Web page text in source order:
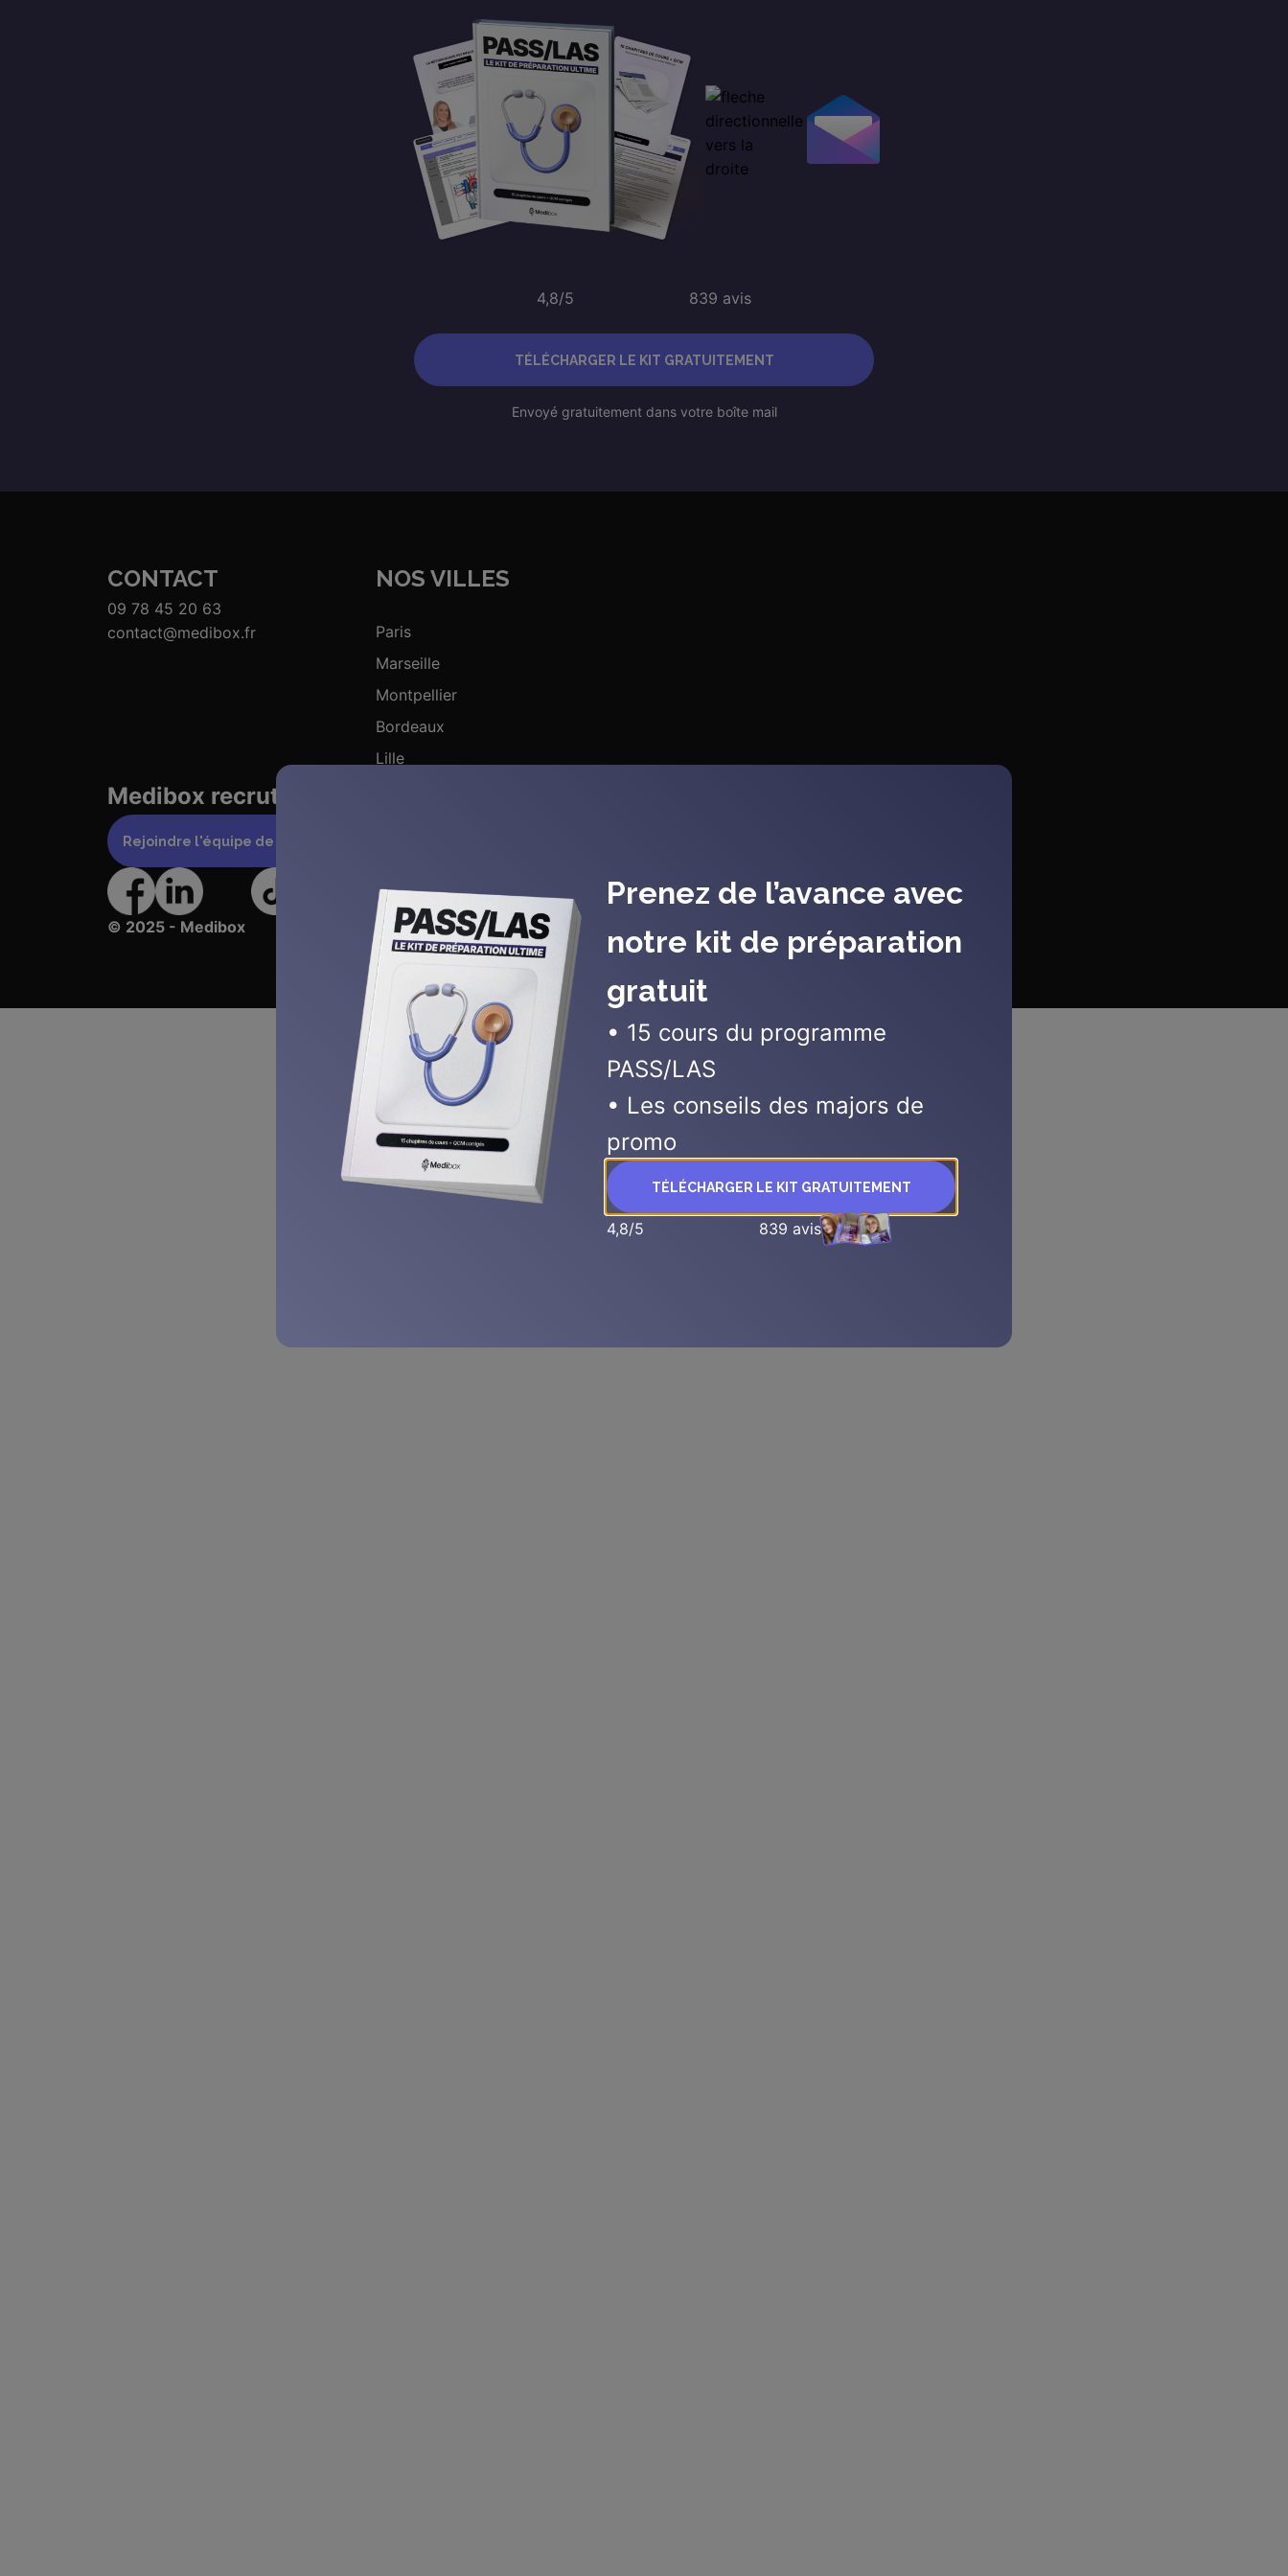
4,8/5 839 avis
TÉLÉCHARGER LE KIT GRATUITEMENT
Envoyé gratuitement dans votre boîte mail
CONTACT
09 78 45 20 63
contact@medibox.fr
NOS VILLES
Paris
Marseille
Montpellier
Bordeaux
Lille
Medibox recrute ses prochains tuteurs
Rejoindre l'équipe de Medibox
© 2025 - Medibox
Prenez de l’avance avec
notre kit de préparation
gratuit
• 15 cours du programme
PASS/LAS
• Les conseils des majors de
promo
TÉLÉCHARGER LE KIT GRATUITEMENT
4,8/5 839 avis